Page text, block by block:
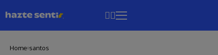
Home santos